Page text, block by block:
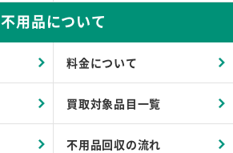
不用品について
料金について
買取対象品目一覧
不用品回収の流れ